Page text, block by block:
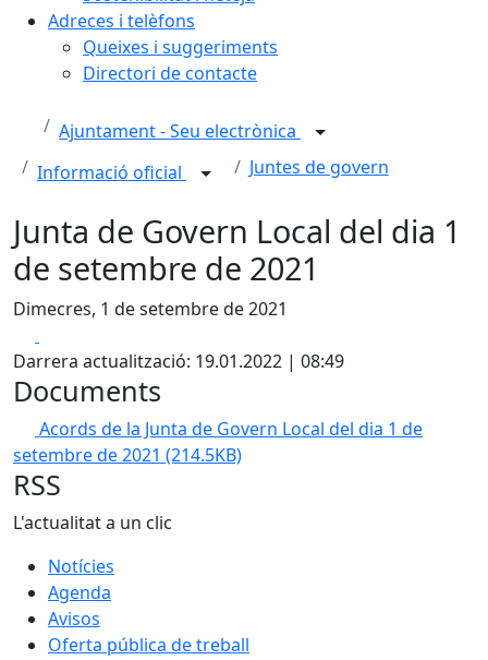
Adreces i telèfons
Queixes i suggeriments
Directori de contacte
Ajuntament - Seu electrònica
Informació oficial
Juntes de govern
Junta de Govern Local del dia 1
de setembre de 2021
Dimecres, 1 de setembre de 2021
Darrera actualització: 19.01.2022 | 08:49
Documents
Acords de la Junta de Govern Local del dia 1 de
setembre de 2021 (214.5KB)
RSS
L'actualitat a un clic
Notícies
Agenda
Avisos
Oferta pública de treball